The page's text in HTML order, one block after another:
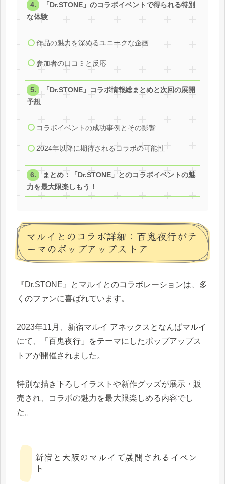
「Dr.STONE」のコラボイベントで得られる特別
な体験
作品の魅力を深めるユニークな企画
参加者の口コミと反応
「Dr.STONE」コラボ情報総まとめと次回の展開
予想
コラボイベントの成功事例とその影響
2024年以降に期待されるコラボの可能性
まとめ：「Dr.STONE」とのコラボイベントの魅
力を最大限楽しもう！
マルイとのコラボ詳細：百鬼夜行がテ
ーマのポップアップストア
『Dr.STONE』とマルイとのコラボレーションは、多
くのファンに喜ばれています。
2023年11月、新宿マルイ アネックスとなんばマルイ
にて、「百鬼夜行」をテーマにしたポップアップス
トアが開催されました。
特別な描き下ろしイラストや新作グッズが展示・販
売され、コラボの魅力を最大限楽しめる内容でし
た。
新宿と大阪のマルイで展開されるイベン
ト